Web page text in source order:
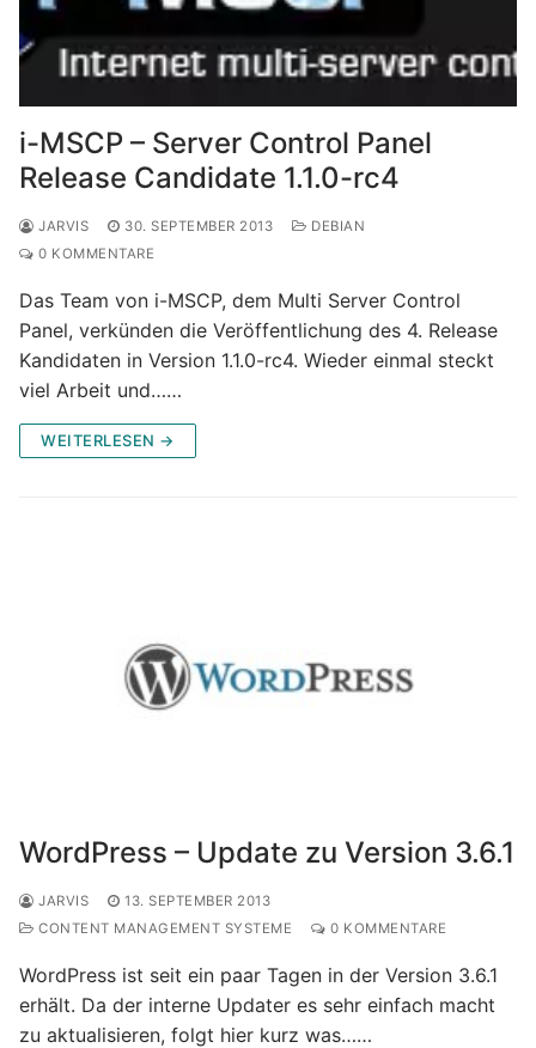
i-MSCP – Server Control Panel
Release Candidate 1.1.0-rc4
JARVIS 30. SEPTEMBER 2013
DEBIAN
0 KOMMENTARE
Das Team von i-MSCP, dem Multi Server Control
Panel, verkünden die Veröffentlichung des 4. Release
Kandidaten in Version 1.1.0-rc4. Wieder einmal steckt
viel Arbeit und……
WEITERLESEN →
WordPress – Update zu Version 3.6.1
JARVIS
13. SEPTEMBER 2013
CONTENT MANAGEMENT SYSTEME
0 KOMMENTARE
WordPress ist seit ein paar Tagen in der Version 3.6.1
erhält. Da der interne Updater es sehr einfach macht
zu aktualisieren, folgt hier kurz was……